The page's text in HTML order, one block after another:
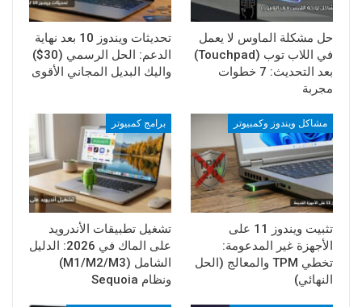
حل مشكلة الماوس لا يعمل
في اللاب توب (Touchpad)
بعد التحديث: 7 خطوات
مجربة
تحديثات ويندوز 10 بعد نهاية
الدعم: الحل الرسمي (30$)
واليك البديل المجاني الأقوى
مشاكل ويندوز وكمبيوتر
تثبيت ويندوز 11 على
الأجهزة غير المدعومة:
تخطي TPM والمعالج (الحل
النهائي)
برامج كمبيوتر
تشغيل تطبيقات الأندرويد
على الماك في 2026: الدليل
الشامل (M1/M2/M3)
ونظام Sequoia